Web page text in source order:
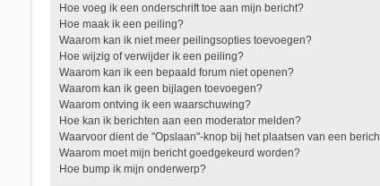
Hoe voeg ik een onderschrift toe aan mijn bericht?
Hoe maak ik een peiling?
Waarom kan ik niet meer peilingsopties toevoegen?
Hoe wijzig of verwijder ik een peiling?
Waarom kan ik een bepaald forum niet openen?
Waarom kan ik geen bijlagen toevoegen?
Waarom ontving ik een waarschuwing?
Hoe kan ik berichten aan een moderator melden?
Waarvoor dient de "Opslaan"-knop bij het plaatsen van een
Waarom moet mijn bericht goedgekeurd worden?
Hoe bump ik mijn onderwerp?